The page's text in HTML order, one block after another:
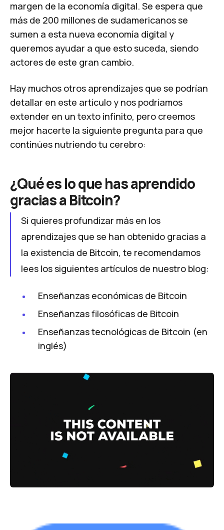
margen de la economía digital. Se espera que
más de 200 millones de sudamericanos se
sumen a esta nueva economía digital y
queremos ayudar a que esto suceda, siendo
actores de este gran cambio.
Hay muchos otros aprendizajes que se podrían
detallar en este artículo y nos podríamos
extender en un texto infinito, pero creemos
mejor hacerte la siguiente pregunta para que
continúes nutriendo tu cerebro:
¿Qué es lo que has aprendido
gracias a Bitcoin?
Si quieres profundizar más en los
aprendizajes que se han obtenido gracias a
la existencia de Bitcoin, te recomendamos
lees los siguientes artículos de nuestro blog:
Enseñanzas económicas de Bitcoin
Enseñanzas filosóficas de Bitcoin
Enseñanzas tecnológicas de Bitcoin (en
inglés)